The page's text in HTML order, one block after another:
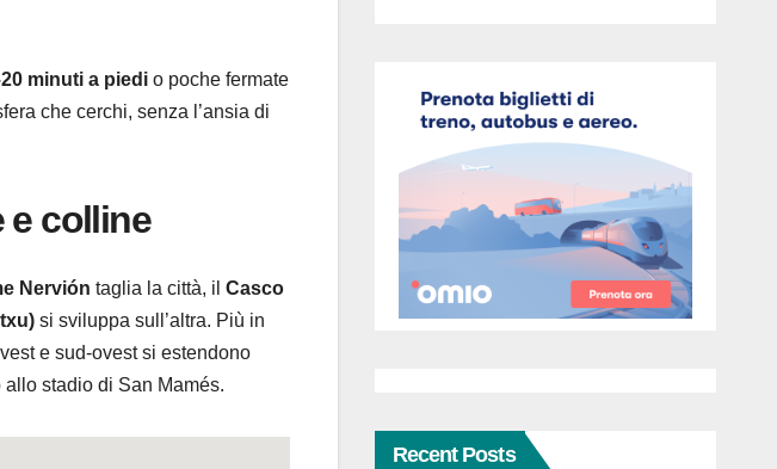
minuti a piedi o poche fermate
che cerchi, senza l’ansia di
e colline
Nervión taglia la città, il Casco
si sviluppa sull’altra. Più in
e sud-ovest si estendono
allo stadio di San Mamés.
Recent Posts